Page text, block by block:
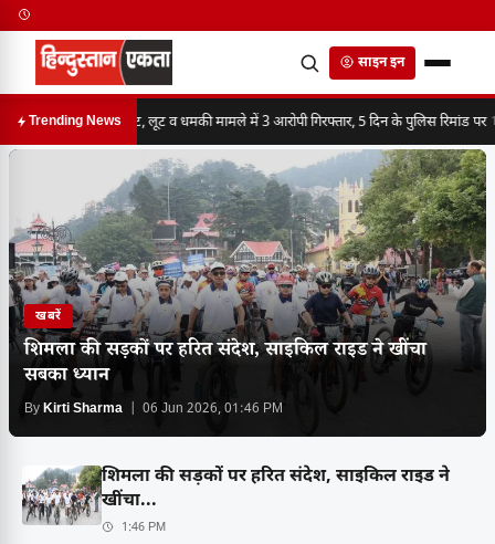
साइन इन
Trending Newsमारपीट, लूट व धमकी मामले में 3 आरोपी गिरफ्तार, 5 दिन के पुलिस रिमांड पर
खबरें
शिमला की सड़कों पर हरित संदेश, साइकिल राइड ने खींचा
सबका ध्यान
ByKirti Sharma | 06 Jun 2026, 01:46 PM
शिमला की सड़कों पर हरित संदेश, साइकिल राइड ने
खींचा...
1:46 PM